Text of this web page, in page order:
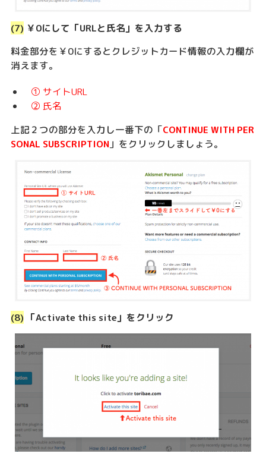
(7) ￥0にして「URLと氏名」を入力する
料金部分を￥0にするとクレジットカード情報の入力欄が
消えます。
① サイトURL
② 氏名
上記２つの部分を入力し一番下の「CONTINUE WITH PER
SONAL SUBSCRIPTION」をクリックしましょう。
(8) 「Activate this site」をクリック